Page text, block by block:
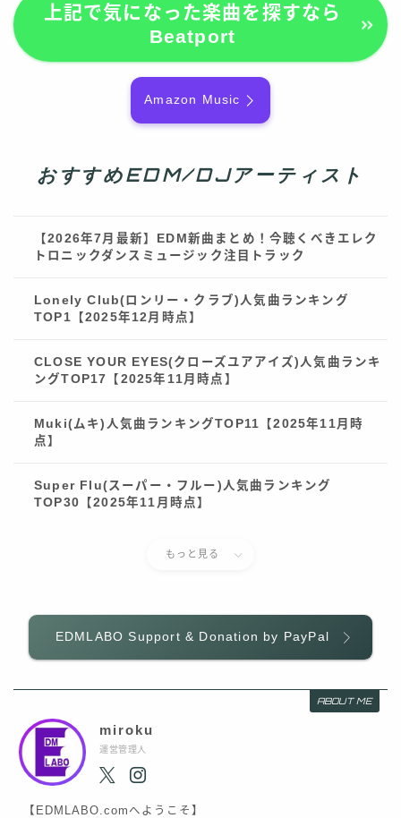
上記で気になった楽曲を探すなら
Beatport
Amazon Music
おすすめEDM/DJアーティスト
【2026年7月最新】EDM新曲まとめ！今聴くべきエレク
トロニックダンスミュージック注目トラック
Lonely Club(ロンリー・クラブ)人気曲ランキング
TOP1【2025年12月時点】
CLOSE YOUR EYES(クローズユアアイズ)人気曲ランキ
ングTOP17【2025年11月時点】
Muki(ムキ)人気曲ランキングTOP11【2025年11月時
点】
Super Flu(スーパー・フルー)人気曲ランキング
TOP30【2025年11月時点】
もっと見る
EDMLABO Support & Donation by PayPal
ABOUT ME
miroku
運営管理人
【EDMLABO.comへようこそ】